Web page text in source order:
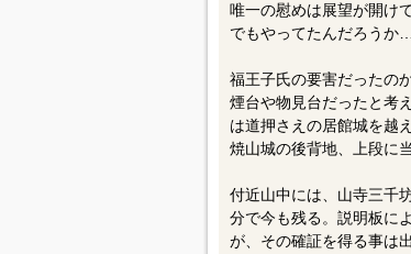
唯一の慰めは展望が開け
でもやってたんだろうか
福王子氏の要害だったの
煙台や物見台だったと考
は道押さえの居館城を越
焼山城の後背地、上段に
付近山中には、山寺三千
分で今も残る。説明板に
が、その確証を得る事は